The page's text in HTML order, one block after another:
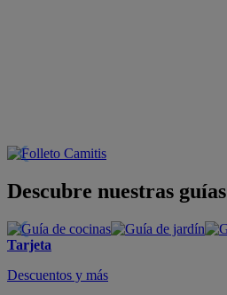
Descubre nuestras guías
Tarjeta
Descuentos y más